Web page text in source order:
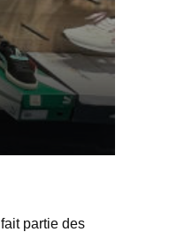
fait partie des